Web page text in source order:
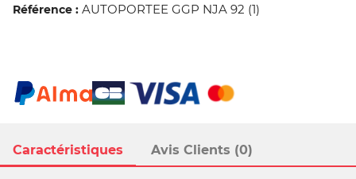
Caractéristiques Avis Clients (0)
Référence : AUTOPORTEE GGP NJA 92 (1)